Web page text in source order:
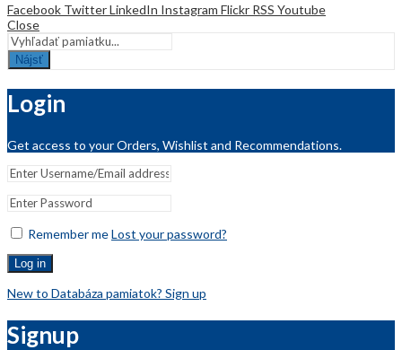
Facebook TwitterLinkedIn Instagram Flickr RSS Youtube
Close
Nájsť
Login
Get access to your Orders, Wishlist and Recommendations.
Remember meLost your password?
Log in
New to Databáza pamiatok? Sign up
Signup